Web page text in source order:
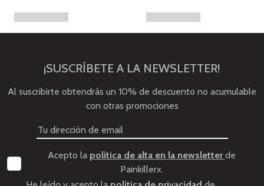
¡SUSCRÍBETE A LA NEWSLETTER!
Al suscribirte obtendrás un 10% de descuento no acumulable
con otras promociones
Acepto la política de alta en la newsletterde
Painkillerx.